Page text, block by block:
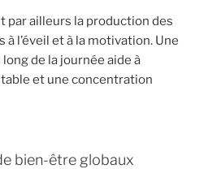
par ailleurs la production des
l’éveil et à la motivation. Une
de la journée aide à
et une concentration
bien-être globaux